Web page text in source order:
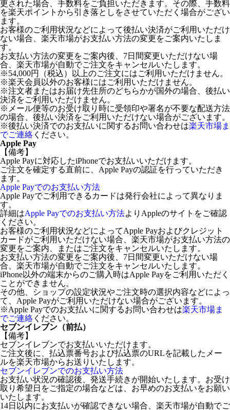
更された場合、手数料をご負担いただきます。その際、手数料
を楽天ポイントから引き落としをさせていただく場合がござい
ます。
お客様のご利用状況などによって後払い決済がご利用いただけ
ない場合、楽天市場がお支払い方法の変更をご案内いたしま
す。
お支払い方法の変更をご案内後、7日間変更いただけない場
合、楽天市場が自動でご注文をキャンセルいたします。
※54,000円（税込）以上のご注文にはご利用いただけません。
※楽天会員以外のお客様にはご利用いただけません。
※注文者またはお届け先住所のどちらかが国外の場合、後払い
決済をご利用いただけません。
※メール便等のお受け取り時に受領印や署名が不要な配送方法
の場合、後払い決済をご利用いただけない場合がございます。
※後払い決済でのお支払いに関するお問い合わせは楽天市場ま
でご連絡 ください。
Apple Pay
【備考】
Apple Payに対応したiPhoneでお支払いいただけます。
ご注文を確定する直前に、Apple Payの認証を行っていただき
ます。
Apple Payでのお支払い方法
Apple Payでご利用できるカードは発行会社によって異なりま
す。
詳細はApple Payでのお支払い方法よりAppleのサイトをご確認
ください。
お客様のご利用状況などによってApple Payおよびクレジット
カードがご利用いただけない場合、楽天市場がお支払い方法の
変更をご案内、またはご注文をキャンセルいたします。
お支払い方法の変更をご案内後、7日間変更いただけない場
合、楽天市場が自動でご注文をキャンセルいたします。
iPhone以外の端末からのご購入時はApple Payをご利用いただく
ことができません。
その他、ショップの設定状況やご注文時の選択内容などによっ
て、Apple Payがご利用いただけない場合がございます。
※Apple Payでのお支払いに関するお問い合わせは楽天市場ま
でご連絡 ください。
セブンイレブン（前払）
【備考】
セブンイレブンでお支払いいただけます。
ご注文後に、払込票番号および払込票のURLを記載したメー
ルを楽天市場からお送りいたします。
セブンイレブンでのお支払い方法
お支払い状況の確認後、発送手続きが開始いたします。お受け
取り希望日をご指定の場合などは、お早めのお支払いをお願い
いたします。
14日以内にお支払いが確認できない場合、楽天市場が自動でご